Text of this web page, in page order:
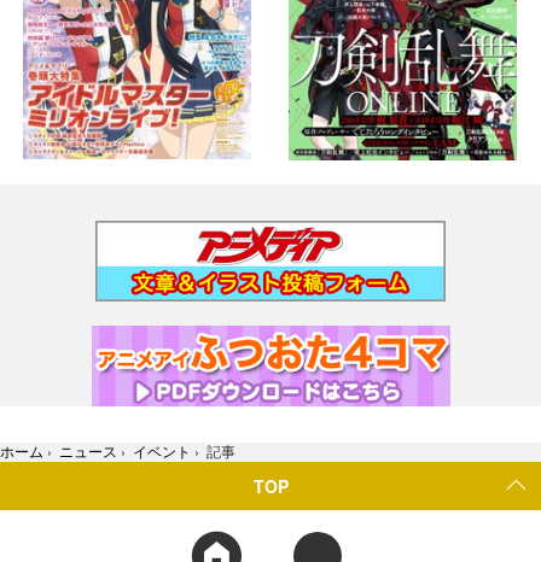
ホーム › ニュース › イベント › 記事
TOP